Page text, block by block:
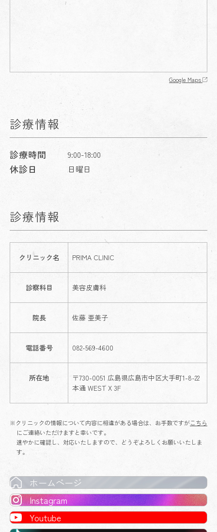
Google Maps
診療情報
診療時間 9:00-18:00
休診日 日曜日
診療情報
クリニック名 PRIMA CLINIC
診察科目 美容皮膚科
院長 佐藤 亜美子
電話番号 082-569-4600
所在地
〒730-0051 広島県広島市中区大手町1-8-22
本通 WEST X 3F
※クリニックの情報について内容に相違がある場合は、お手数ですがこちら
にご連絡いただけますと幸いです。
速やかに確認し、対応いたしますので、どうぞよろしくお願いいたしま
す。
ホームページ
Instagram
Youtube